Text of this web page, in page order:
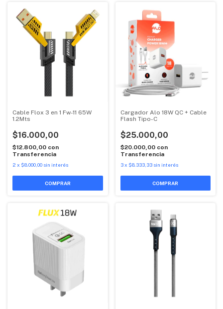
Cable Flox 3 en 1 Fw-11 65W
1.2Mts
$16.000,00
$12.800,00 con
Transferencia
2 x $8.000,00 sin interés
Cargador Alo 18W QC + Cable
Flash Tipo-C
$25.000,00
$20.000,00 con
Transferencia
3 x $8.333,33 sin interés